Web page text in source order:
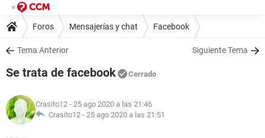
Foros Mensajerías y chat Facebook
Tema Anterior Siguiente Tema
Se trata de facebook Cerrado
Crasito12 - 25 ago 2020 a las 21:46
Crasito12 - 25 ago 2020 a las 21:51